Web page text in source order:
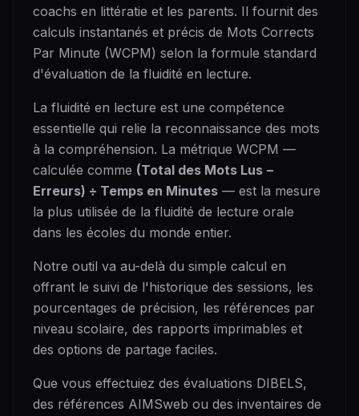
coachs en littératie et les parents. Il fournit des
calculs instantanés et précis de Mots Corrects
Par Minute (WCPM) selon la formule standard
d'évaluation de la fluidité en lecture.
La fluidité en lecture est une compétence
essentielle qui relie la reconnaissance des mots
à la compréhension. La métrique WCPM —
calculée comme (Total des Mots Lus −
Erreurs) ÷ Temps en Minutes — est la mesure
la plus utilisée de la fluidité de lecture orale
dans les écoles du monde entier.
Notre outil va au-delà du simple calcul en
offrant le suivi de l'historique des sessions, les
pourcentages de précision, les références par
niveau scolaire, des rapports imprimables et
des options de partage faciles.
Que vous effectuiez des évaluations DIBELS,
des références AIMSweb ou des inventaires de